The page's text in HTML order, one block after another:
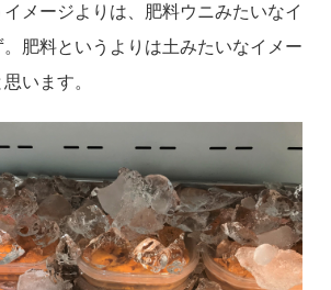
メージよりは、肥料ウニみたいなイ
。肥料というよりは土みたいなイメー
います。